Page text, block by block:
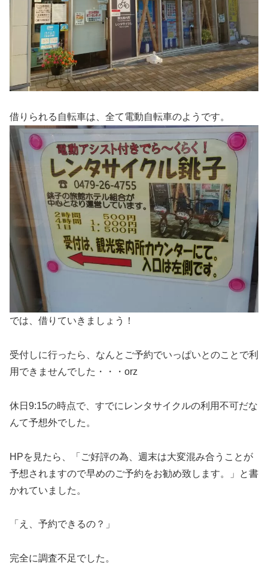
借りられる自転車は、全て電動自転車のようです。
では、借りていきましょう！
受付しに行ったら、なんとご予約でいっぱいとのことで利
用できませんでした・・・orz
休日9:15の時点で、すでにレンタサイクルの利用不可だな
んて予想外でした。
HPを見たら、「ご好評の為、週末は大変混み合うことが
予想されますので早めのご予約をお勧め致します。」と書
かれていました。
「え、予約できるの？」
完全に調査不足でした。